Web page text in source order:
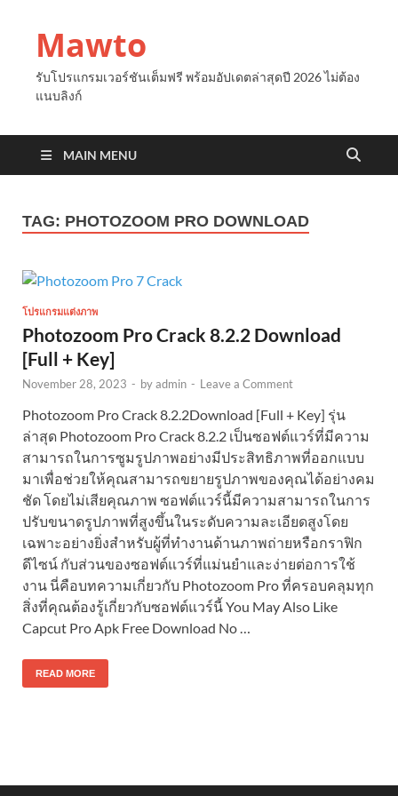
Mawto
รับโปรแกรมเวอร์ชันเต็มฟรี พร้อมอัปเดตล่าสุดปี 2026 ไม่ต้อง
แนบลิงก์
MAIN MENU
TAG: PHOTOZOOM PRO DOWNLOAD
โปรแกรมแต่งภาพ
Photozoom Pro Crack 8.2.2 Download
[Full + Key]
November 28, 2023 - byadmin - Leave a Comment
Photozoom Pro Crack 8.2.2Download [Full + Key] รุ่น
ล่าสุด Photozoom Pro Crack 8.2.2 เป็นซอฟต์แวร์ที่มีความ
สามารถในการซูมรูปภาพอย่างมีประสิทธิภาพที่ออกแบบ
มาเพื่อช่วยให้คุณสามารถขยายรูปภาพของคุณได้อย่างคม
ชัด โดยไม่เสียคุณภาพ ซอฟต์แวร์นี้มีความสามารถในการ
ปรับขนาดรูปภาพที่สูงขึ้นในระดับความละเอียดสูงโดย
เฉพาะอย่างยิ่งสำหรับผู้ที่ทำงานด้านภาพถ่ายหรือกราฟิก
ดีไซน์ กับส่วนของซอฟต์แวร์ที่แม่นยำและง่ายต่อการใช้
งาน นี่คือบทความเกี่ยวกับ Photozoom Pro ที่ครอบคลุมทุก
สิ่งที่คุณต้องรู้เกี่ยวกับซอฟต์แวร์นี้ You May Also Like
Capcut Pro Apk Free Download No …
READ MORE